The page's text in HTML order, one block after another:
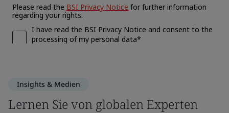
Insights & Medien
Lernen Sie von globalen Experten